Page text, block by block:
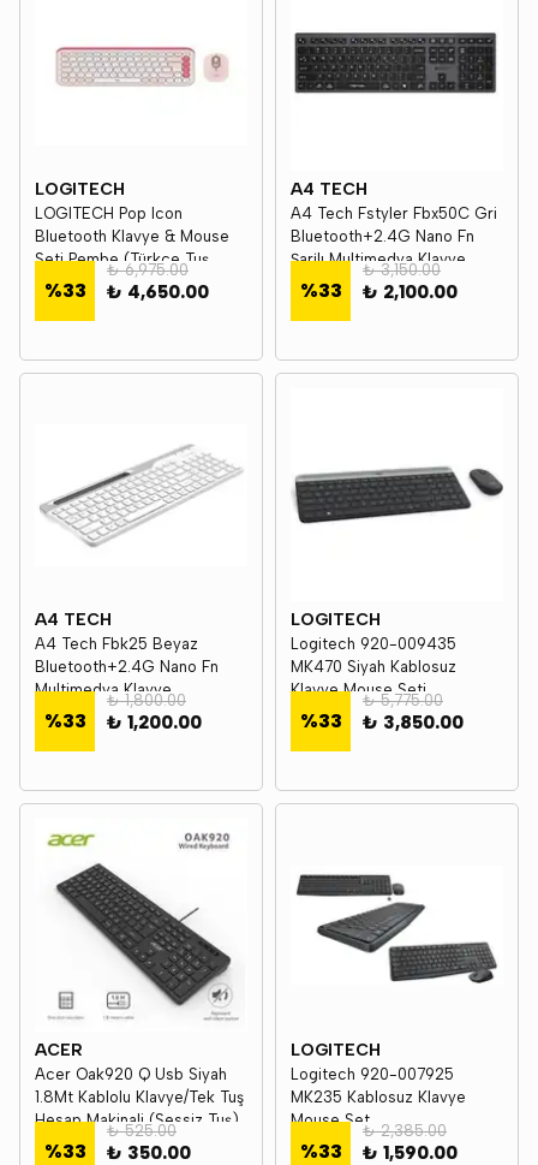
LOGITECH
LOGITECH Pop Icon
Bluetooth Klavye & Mouse
Seti Pembe (Türkçe Tuş
Dizimi) 920-013075
%33
₺ 6,975.00
₺ 4,650.00
A4 TECH
A4 Tech Fstyler Fbx50C Gri
Bluetooth+2.4G Nano Fn
Şarjlı Multimedya Klavye
%33
₺ 3,150.00
₺ 2,100.00
A4 TECH
A4 Tech Fbk25 Beyaz
Bluetooth+2.4G Nano Fn
Multimedya Klavye
%33
₺ 1,800.00
₺ 1,200.00
LOGITECH
Logitech 920-009435
MK470 Siyah Kablosuz
Klavye Mouse Seti
%33
₺ 5,775.00
₺ 3,850.00
ACER
Acer Oak920 Q Usb Siyah
1.8Mt Kablolu Klavye/Tek Tuş
Hesap Makinali (Sessiz Tuş)
%33
₺ 525.00
₺ 350.00
LOGITECH
Logitech 920-007925
MK235 Kablosuz Klavye
Mouse Set
%33
₺ 2,385.00
₺ 1,590.00